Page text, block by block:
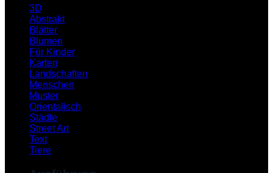
3D
Abstrakt
Blätter
Blumen
Für Kinder
Karten
Landschaften
Menschen
Muster
Orientalisch
Städte
Street Art
Text
Tiere